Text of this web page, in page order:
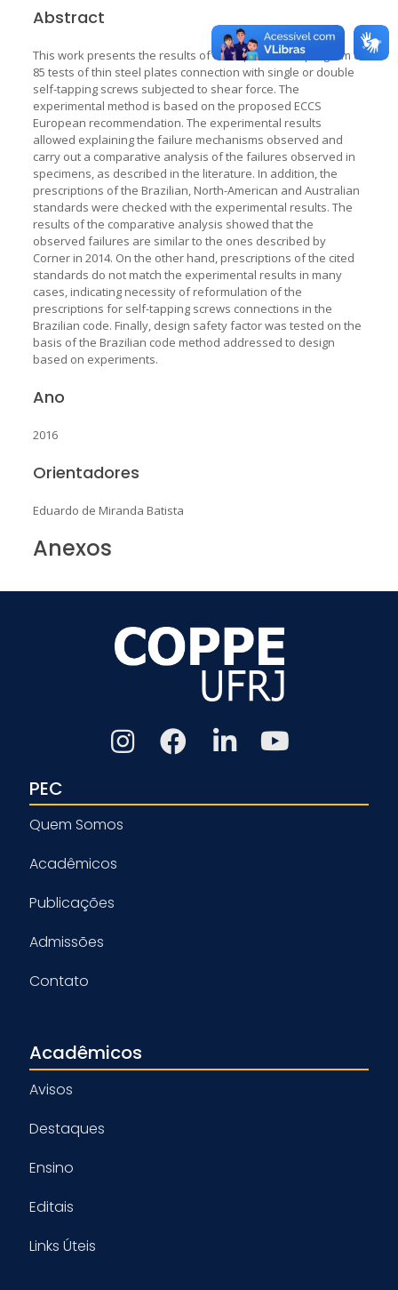
Abstract
This work presents the results of an experimental program of
85 tests of thin steel plates connection with single or double
self-tapping screws subjected to shear force. The
experimental method is based on the proposed ECCS
European recommendation. The experimental results
allowed explaining the failure mechanisms observed and
carry out a comparative analysis of the failures observed in
specimens, as described in the literature. In addition, the
prescriptions of the Brazilian, North-American and Australian
standards were checked with the experimental results. The
results of the comparative analysis showed that the
observed failures are similar to the ones described by
Corner in 2014. On the other hand, prescriptions of the cited
standards do not match the experimental results in many
cases, indicating necessity of reformulation of the
prescriptions for self-tapping screws connections in the
Brazilian code. Finally, design safety factor was tested on the
basis of the Brazilian code method addressed to design
based on experiments.
Ano
2016
Orientadores
Eduardo de Miranda Batista
Anexos
PEC
Quem Somos
Acadêmicos
Publicações
Admissões
Contato
Acadêmicos
Avisos
Destaques
Ensino
Editais
Links Úteis